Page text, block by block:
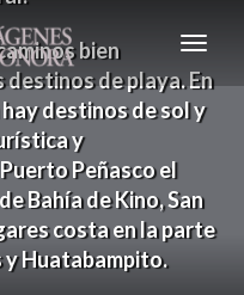
bien
de playa. En
destinos de sol y
y
Peñasco el
Bahía de Kino, San
costa en la parte
y Huatabampito.